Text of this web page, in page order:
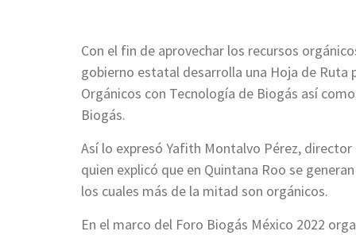
Con el fin de aprovechar los recursos
gobierno estatal desarrolla una Hoja de Ruta
Orgánicos con Tecnología de Biogás así
Biogás.
Así lo expresó Yafith Montalvo Pérez,
quien explicó que en Quintana Roo se
los cuales más de la mitad son orgánicos.
En el marco del Foro Biogás México 2022